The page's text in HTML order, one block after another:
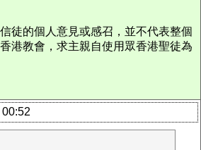
徒的個人意見或感召，並不代表整個
港教會，求主親自使用眾香港聖徒為